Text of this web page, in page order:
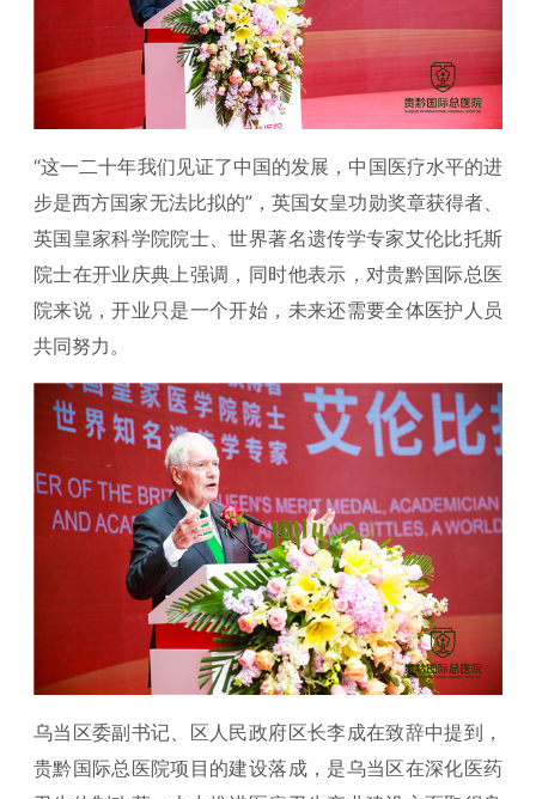
“这一二十年我们见证了中国的发展，中国医疗水平的进
步是西方国家无法比拟的”，英国女皇功勋奖章获得者、
英国皇家科学院院士、世界著名遗传学专家艾伦比托斯
院士在开业庆典上强调，同时他表示，对贵黔国际总医
院来说，开业只是一个开始，未来还需要全体医护人员
共同努力。
乌当区委副书记、区人民政府区长李成在致辞中提到，
贵黔国际总医院项目的建设落成，是乌当区在深化医药